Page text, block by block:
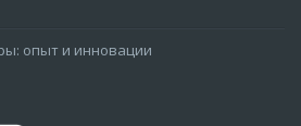
опыт и инновации